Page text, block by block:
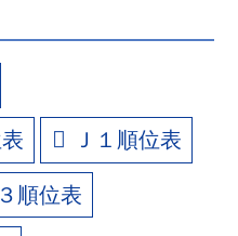
Ｊ１順位表
順位表